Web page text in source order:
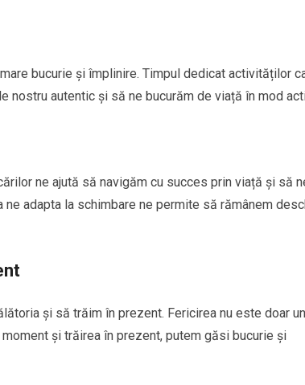
bucurie și împlinire. Timpul dedicat activităților
nostru autentic și să ne bucurăm de viață în mod
ne ajută să navigăm cu succes prin viață și să
adapta la schimbare ne permite să rămânem
și să trăim în prezent. Fericirea nu este doar un
și trăirea în prezent, putem găsi bucurie și